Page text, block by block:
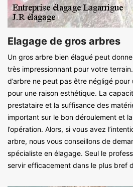
Elagage de gros arbres
Un gros arbre bien élagué peut
très impressionnant pour votre
d’arbre ne peut pas être négligé
pour une raison esthétique. La
prestataire et la suffisance des
important sur le bon déroulement et
l’opération. Alors, si vous avez
arbre, nous vous conseillons de
spécialiste en élagage. Seul le
servir efficacement dans le plus bref